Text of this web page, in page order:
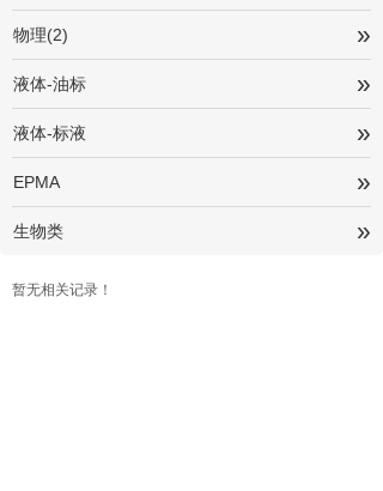
物理(2) »
液体-油标 »
液体-标液 »
EPMA »
生物类 »
暂无相关记录！